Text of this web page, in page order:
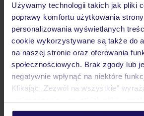
Używamy technologii takich jak pliki
poprawy komfortu użytkowania
personalizowania wyświetlanych
cookie wykorzystywane są także do
na naszej stronie oraz oferowania
społecznościowych. Brak zgody lub
negatywnie wpłynąć na niektóre
Klikając „Zezwól na wszystkie”
personalizować swój wybór
Opinie
Pokoje
Wyżywienie